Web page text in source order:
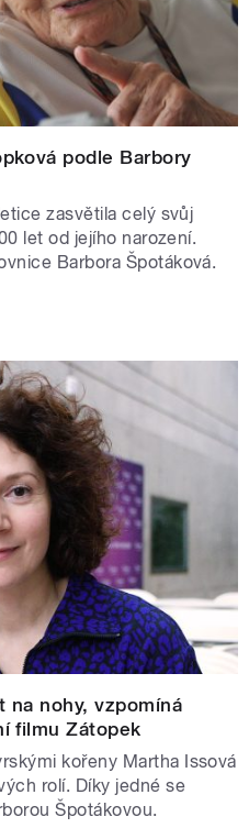
podle Barbory
zasvětila celý svůj
let od jejího narození.
Barbora Špotáková.
na nohy, vzpomíná
filmu Zátopek
kořeny Martha Issová
rolí. Díky jedné se
Špotákovou.